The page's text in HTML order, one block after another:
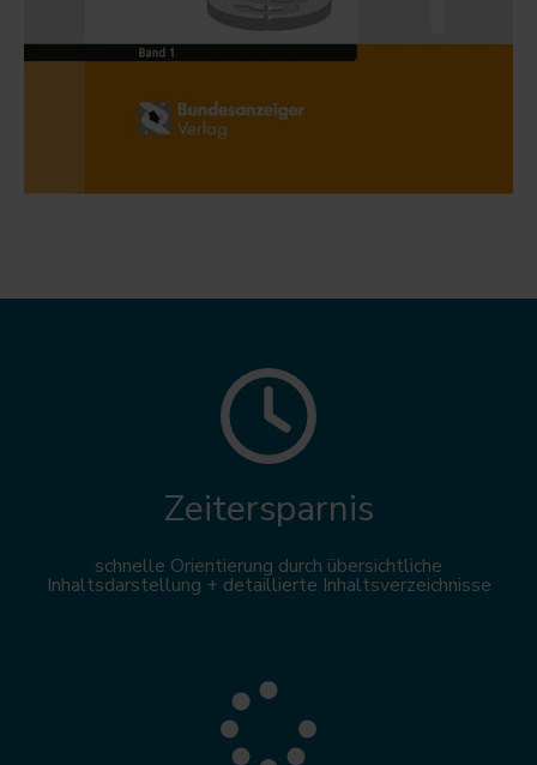
Zeitersparnis
schnelle Orientierung durch übersichtliche
Inhaltsdarstellung + detaillierte Inhaltsverzeichnisse